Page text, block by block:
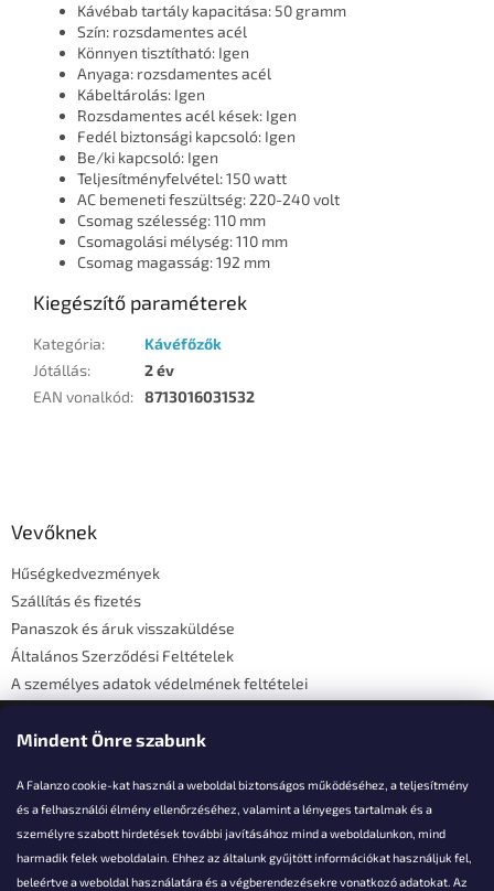
Mindent Önre szabunk
A Falanzo cookie-kat használ a weboldal biztonságos működéséhez, a teljesítmény
és a felhasználói élmény ellenőrzéséhez, valamint a lényeges tartalmak és a
személyre szabott hirdetések további javításához mind a weboldalunkon, mind
harmadik felek weboldalain. Ehhez az általunk gyűjtött információkat használjuk fel,
beleértve a weboldal használatára és a végberendezésekre vonatkozó adatokat. Az
Kávébab tartály kapacitása: 50 gramm
Szín: rozsdamentes acél
Könnyen tisztítható: Igen
Anyaga: rozsdamentes acél
Kábeltárolás: Igen
Rozsdamentes acél kések: Igen
Fedél biztonsági kapcsoló: Igen
Be/ki kapcsoló: Igen
Teljesítményfelvétel: 150 watt
AC bemeneti feszültség: 220-240 volt
Csomag szélesség: 110 mm
Csomagolási mélység: 110 mm
Csomag magasság: 192 mm
Kiegészítő paraméterek
Kategória:
Kávéfőzők
Jótállás:
2 év
EAN vonalkód: 8713016031532
Vevőknek
Hűségkedvezmények
Szállítás és fizetés
Panaszok és áruk visszaküldése
Általános Szerződési Feltételek
A személyes adatok védelmének feltételei
Elérhetőségi adatok
Akarsz kérdezni valamit?
info@falanzo.hu